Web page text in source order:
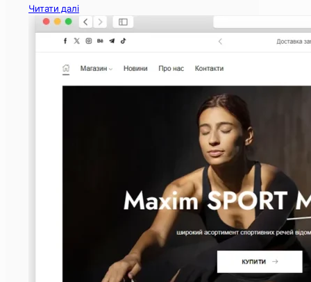
Читати далі